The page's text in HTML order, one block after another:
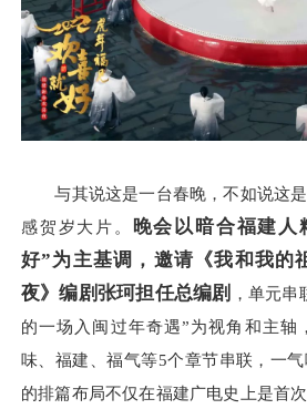
与其说这是一台春晚，不如说这是
感贺岁大片。 晚会以暗合福建人
好”为主基调， 邀请《我和我的
夜》编剧张珂担任总编剧 ，单元
的一场入闽过年奇遇”为视角和主轴
味、福建、福气等5个章节串联，一
的排篇布局不仅在福建广电史上是首